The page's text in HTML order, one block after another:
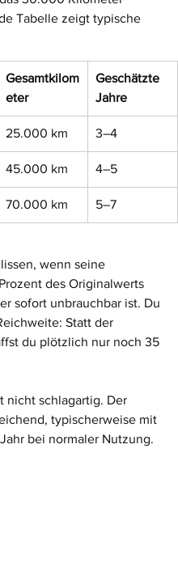
Tabelle zeigt typische
Gesamtkilom
eter
Geschätzte
Jahre
25.000 km 3–4
45.000 km 4–5
70.000 km 5–7
wenn seine
des Originalwerts
sofort unbrauchbar ist. Du
Statt der
du plötzlich nur noch 35
nicht schlagartig. Der
typischerweise mit
bei normaler Nutzung.